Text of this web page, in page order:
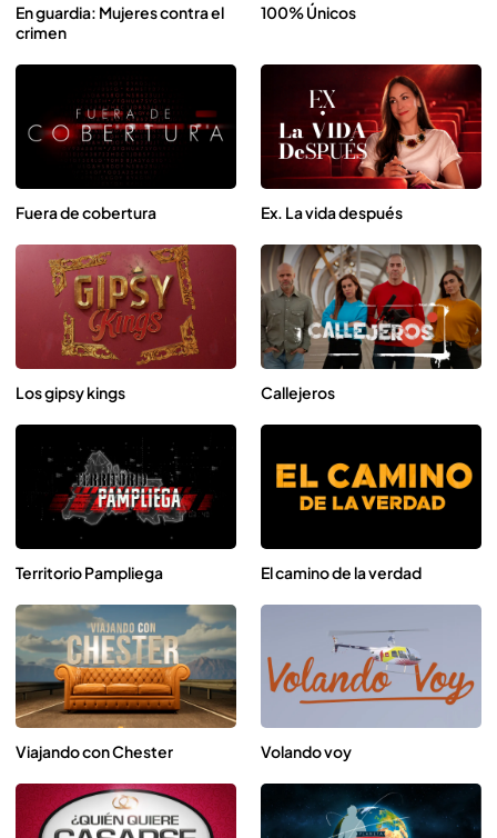
En guardia: Mujeres contra el
crimen
100% Únicos
Fuera de cobertura Ex. La vida después
Los gipsy kings Callejeros
Territorio Pampliega El camino de la verdad
Viajando con Chester Volando voy